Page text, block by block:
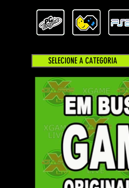
SELECIONE A CATEGORIA